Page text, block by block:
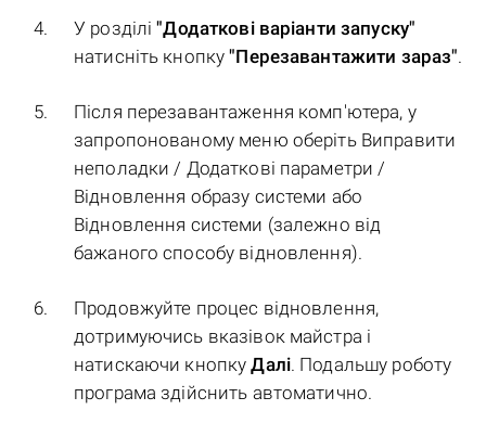
У розділі"Додаткові варіанти запуску"
натисніть кнопку"Перезавантажити зараз".
Після перезавантаження комп'ютера, у
запропонованому меню оберіть Виправити
неполадки / Додаткові параметри /
Відновлення образу системи або
Відновлення системи (залежно від
бажаного способу відновлення).
Продовжуйте процес відновлення,
дотримуючись вказівок майстра і
натискаючи кнопкуДалі. Подальшу роботу
програма здійснить автоматично.